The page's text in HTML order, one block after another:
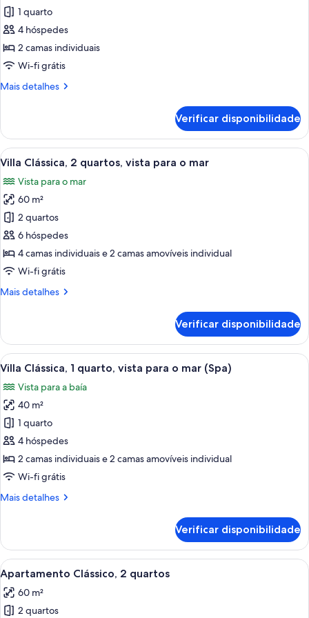
imagens
de
Estúdio
1 quarto
4 hóspedes
2 camas individuais
Wi-fi grátis
Mais detalhes
Mais
quarto:
Estúdio
Verificar disponibilidade
Ver
todas
as
imagens
de
Villa
Clássica,
2
quartos,
vista
mar
Uma pérgola de madeira com uma
15
Villa Clássica, 2 quartos, vista para o mar
Vista para o mar
60 m²
2 quartos
6 hóspedes
4 camas individuais e 2 camas amovíveis individual
Wi-fi grátis
Mais detalhes
Mais
quarto:
Villa
Clássica,
quartos,
vista
para
o
mar
Verificar disponibilidade
Ver
todas
as
imagens
de
Villa
Clássica,
1
quarto,
vista
mar
(Spa)
Um deck de madeira com
13
Villa Clássica, 1 quarto, vista para o mar (Spa)
Vista para a baía
40 m²
1 quarto
4 hóspedes
2 camas individuais e 2 camas amovíveis individual
Wi-fi grátis
Mais detalhes
Mais
quarto:
Villa
Clássica,
quarto,
vista
Verificar disponibilidade
Ver
todas
as
imagens
Uma cozinha moderna com
11
Apartamento Clássico, 2 quartos
60 m²
2 quartos